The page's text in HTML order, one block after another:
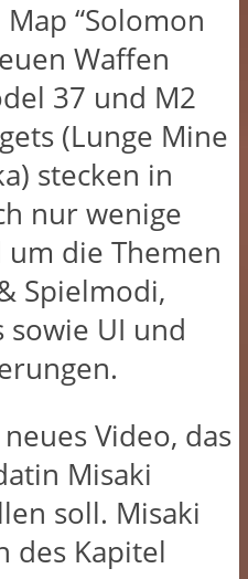
“Solomon
Waffen
37 und M2
(Lunge Mine
stecken in
nur wenige
die Themen
Spielmodi,
sowie UI und
Video, das
Misaki
soll. Misaki
des Kapitel